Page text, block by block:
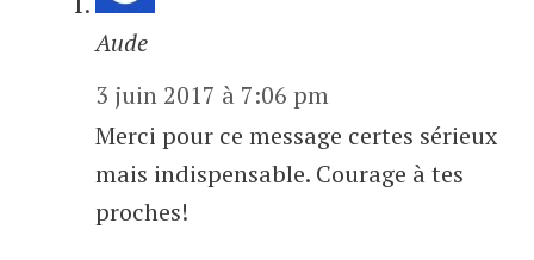
Aude
3 juin 2017 à 7:06 pm
Merci pour ce message certes sérieux
mais indispensable. Courage à tes
proches!